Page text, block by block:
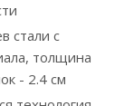
стали с
толщина
- 2.4 см